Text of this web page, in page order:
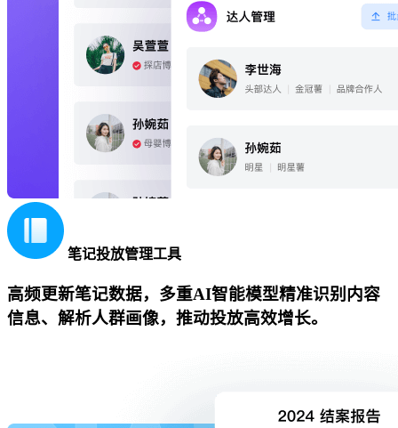
笔记投放管理工具
高频更新笔记数据，多重AI智能模型精准识别内容
信息、解析人群画像，推动投放高效增长。